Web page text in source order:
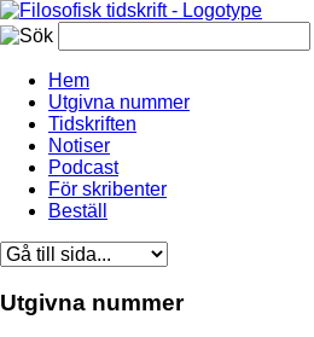
Hem
Utgivna nummer
Tidskriften
Notiser
Podcast
För skribenter
Beställ
Utgivna nummer